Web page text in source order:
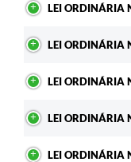
LEI ORDINÁRIA
LEI ORDINÁRIA
LEI ORDINÁRIA
LEI ORDINÁRIA
LEI ORDINÁRIA